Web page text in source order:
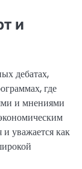
и
дебатах,
где
и мнениями
и уважается как